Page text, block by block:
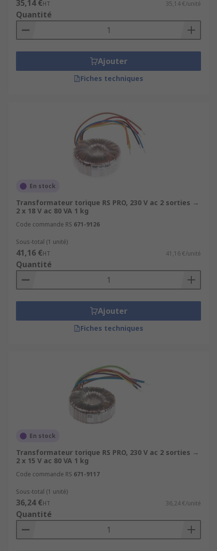
35,14 €HT 35,14 €/unité
Quantité
Ajouter
Fiches techniques
En stock
Transformateur torique RS PRO, 230 V ac 2 sorties →
2 x 18 V ac 80 VA 1 kg
Code commande RS 671-9126
Sous-total (1 unité)
41,16 €HT 41,16 €/unité
Quantité
Ajouter
Fiches techniques
En stock
Transformateur torique RS PRO, 230 V ac 2 sorties →
2 x 15 V ac 80 VA 1 kg
Code commande RS 671-9117
Sous-total (1 unité)
36,24 €HT 36,24 €/unité
Quantité